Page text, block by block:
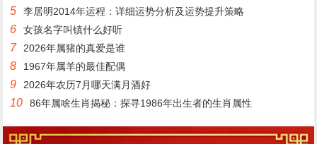
5 李居明2014年运程：详细运势分析及运势提升策略
6 女孩名字叫镇什么好听
7 2026年属猪的真爱是谁
8 1967年属羊的最佳配偶
9 2026年农历7月哪天满月酒好
10 86年属啥生肖揭秘：探寻1986年出生者的生肖属性